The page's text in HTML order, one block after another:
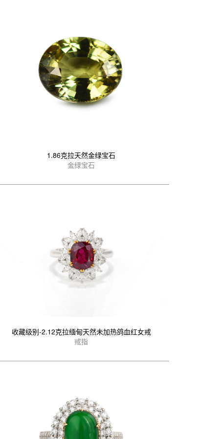
1.86克拉天然金绿宝石
金绿宝石
收藏级别-2.12克拉缅甸天然未加热鸽血红女戒
戒指